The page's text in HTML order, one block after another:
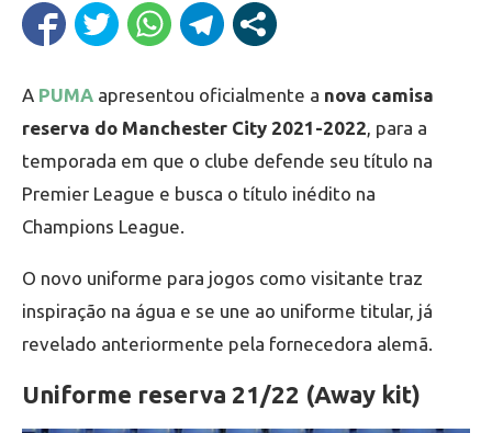
A PUMA apresentou oficialmente a nova camisa
reserva do Manchester City 2021-2022, para a
temporada em que o clube defende seu título na
Premier League e busca o título inédito na
Champions League.
O novo uniforme para jogos como visitante traz
inspiração na água e se une ao uniforme titular, já
revelado anteriormente pela fornecedora alemã.
Uniforme reserva 21/22 (Away kit)